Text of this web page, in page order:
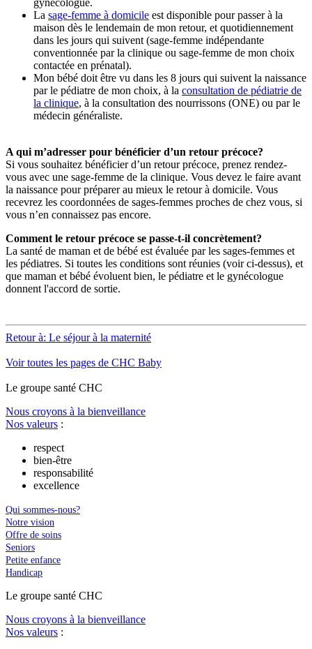
gynécologue.
La sage-femme à domicile est disponible pour passer à la
maison dès le lendemain de mon retour, et quotidiennement
dans les jours qui suivent (sage-femme indépendante
conventionnée par la clinique ou sage-femme de mon choix
contactée en prénatal).
Mon bébé doit être vu dans les 8 jours qui suivent la naissance
par le pédiatre de mon choix, à la consultation de pédiatrie de
la clinique, à la consultation des nourrissons (ONE) ou par le
médecin généraliste.
A qui m’adresser pour bénéficier d’un retour précoce?
Si vous souhaitez bénéficier d’un retour précoce, prenez rendez-
vous avec une sage-femme de la clinique. Vous devez le faire avant
la naissance pour préparer au mieux le retour à domicile. Vous
recevrez les coordonnées de sages-femmes proches de chez vous, si
vous n’en connaissez pas encore.
Comment le retour précoce se passe-t-il concrètement?
La santé de maman et de bébé est évaluée par les sages-femmes et
les pédiatres. Si toutes les conditions sont réunies (voir ci-dessus), et
que maman et bébé évoluent bien, le pédiatre et le gynécologue
donnent l'accord de sortie.
Retour à: Le séjour à la maternité
Voir toutes les pages de CHC Baby
Le groupe santé CHC
Nous croyons à la bienveillance
Nos valeurs :
respect
bien-être
responsabilité
excellence
Qui sommes-nous?
Notre vision
Offre de soins
Seniors
Petite enfance
Handicap
Le groupe santé CHC
Nous croyons à la bienveillance
Nos valeurs :